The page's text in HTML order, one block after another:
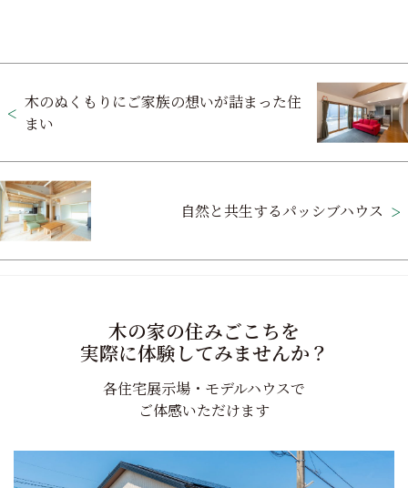
稿
ビ
ゲ
ー
木のぬくもりにご家族の想いが詰まった住
まい
自然と共生するパッシブハウス
木の家の住みごこちを
実際に体験してみませんか？
各住宅展示場・モデルハウスで
ご体感いただけます